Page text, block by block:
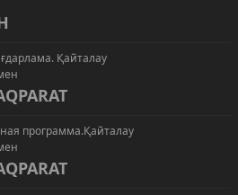
Қайталау
программа.Қайталау